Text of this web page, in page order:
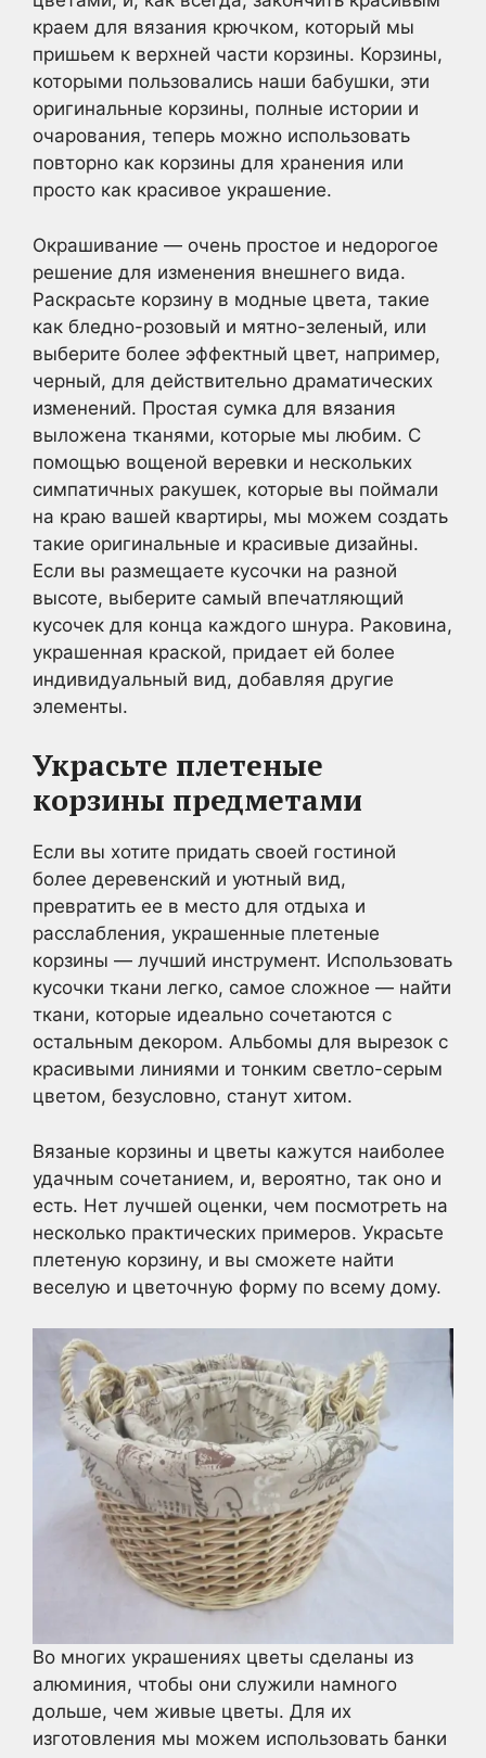
краем для вязания крючком, который мы
пришьем к верхней части корзины. Корзины,
которыми пользовались наши бабушки, эти
оригинальные корзины, полные истории и
очарования, теперь можно использовать
повторно как корзины для хранения или
просто как красивое украшение.
Окрашивание — очень простое и недорогое
решение для изменения внешнего вида.
Раскрасьте корзину в модные цвета, такие
как бледно-розовый и мятно-зеленый, или
выберите более эффектный цвет, например,
черный, для действительно драматических
изменений. Простая сумка для вязания
выложена тканями, которые мы любим. С
помощью вощеной веревки и нескольких
симпатичных ракушек, которые вы поймали
на краю вашей квартиры, мы можем создать
такие оригинальные и красивые дизайны.
Если вы размещаете кусочки на разной
высоте, выберите самый впечатляющий
кусочек для конца каждого шнура. Раковина,
украшенная краской, придает ей более
индивидуальный вид, добавляя другие
элементы.
Украсьте плетеные
корзины предметами
Если вы хотите придать своей гостиной
более деревенский и уютный вид,
превратить ее в место для отдыха и
расслабления, украшенные плетеные
корзины — лучший инструмент. Использовать
кусочки ткани легко, самое сложное — найти
ткани, которые идеально сочетаются с
остальным декором. Альбомы для вырезок с
красивыми линиями и тонким светло-серым
цветом, безусловно, станут хитом.
Вязаные корзины и цветы кажутся наиболее
удачным сочетанием, и, вероятно, так оно и
есть. Нет лучшей оценки, чем посмотреть на
несколько практических примеров. Украсьте
плетеную корзину, и вы сможете найти
веселую и цветочную форму по всему дому.
Во многих украшениях цветы сделаны из
алюминия, чтобы они служили намного
дольше, чем живые цветы. Для их
изготовления мы можем использовать банки